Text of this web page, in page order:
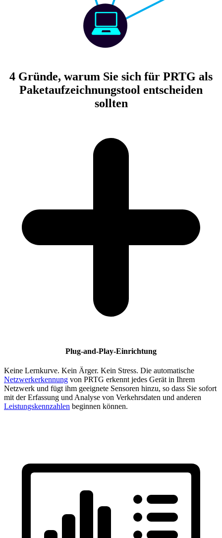
4 Gründe, warum Sie sich für PRTG als
Paketaufzeichnungstool entscheiden
sollten
Plug-and-Play-Einrichtung
Keine Lernkurve. Kein Ärger. Kein Stress. Die automatische
Netzwerkerkennung von PRTG erkennt jedes Gerät in Ihrem
Netzwerk und fügt ihm geeignete Sensoren hinzu, so dass Sie sofort
mit der Erfassung und Analyse von Verkehrsdaten und anderen
Leistungskennzahlen beginnen können.